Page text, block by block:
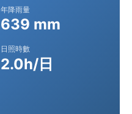
年降雨量
639 mm
日照時數
2.0h/日